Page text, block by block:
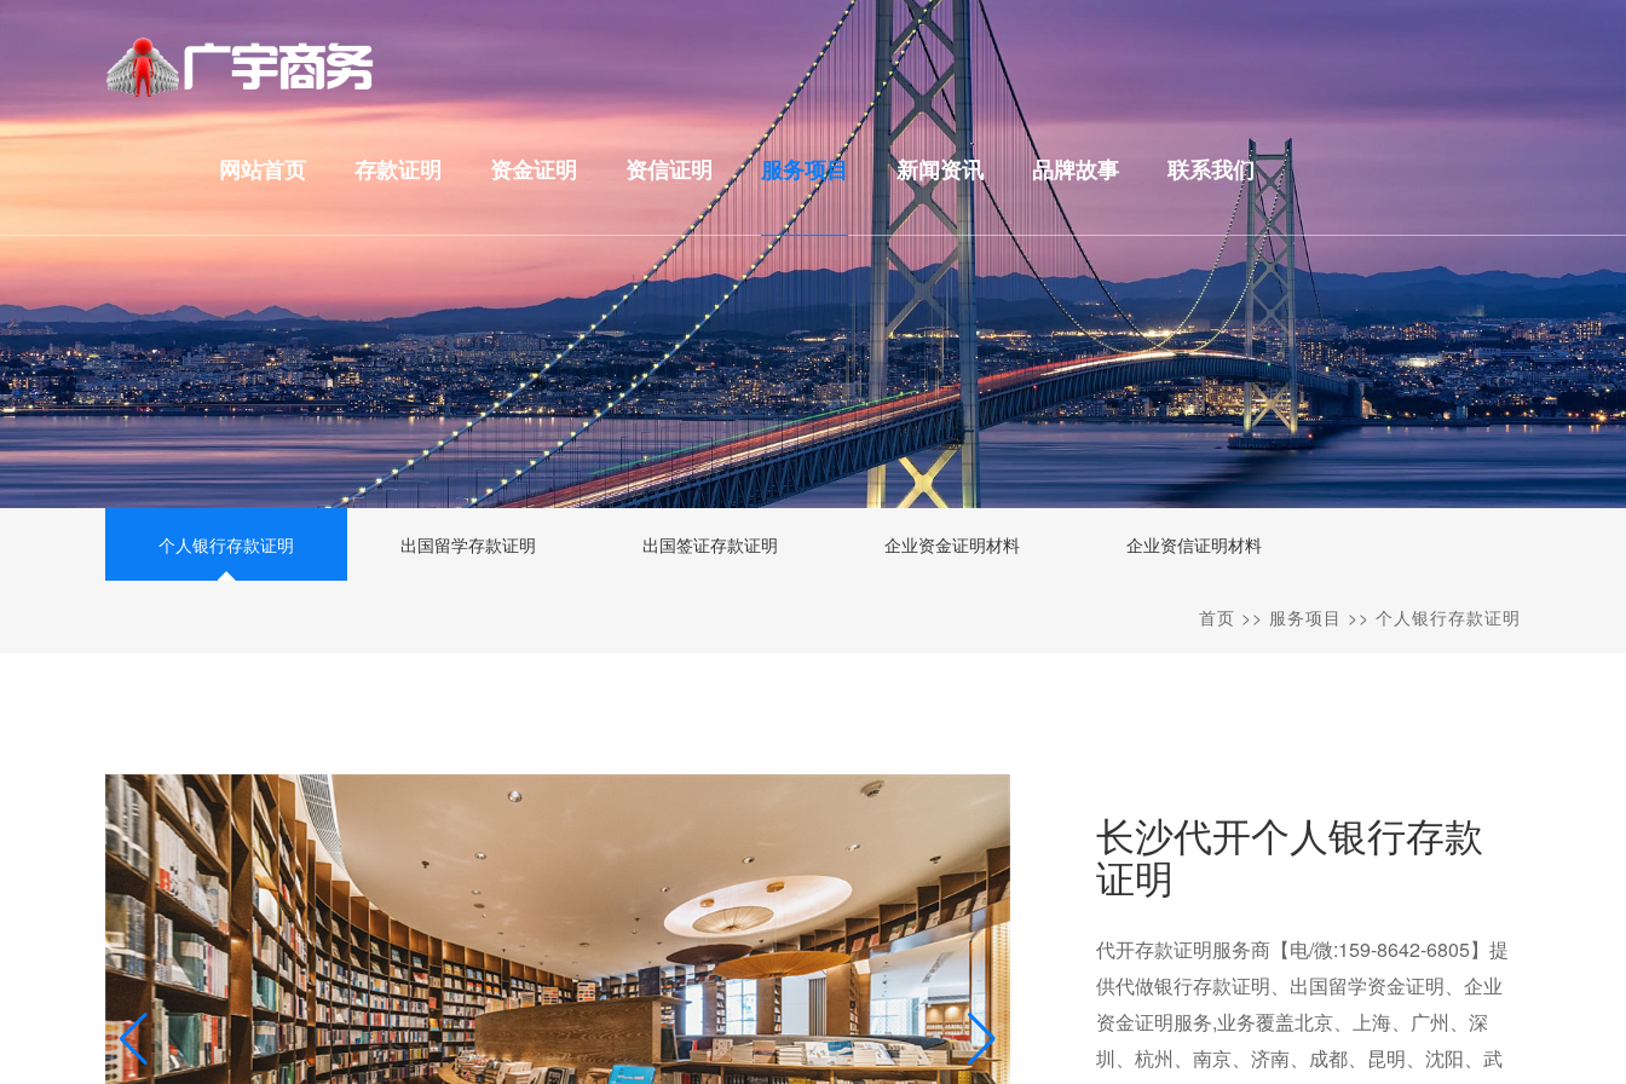
网站首页 存款证明 资金证明 资信证明 服务项目 新闻资讯 品牌故事 联系我们
个人银行存款证明 出国留学存款证明 出国签证存款证明 企业资金证明材料 企业资信证明材料
首页 >> 服务项目 >> 个人银行存款证明
长沙代开个人银行存款
证明
代开存款证明服务商【电/微:159-8642-6805】提
供代做银行存款证明、出国留学资金证明、企业
资金证明服务,业务覆盖北京、上海、广州、深
圳、杭州、南京、济南、成都、昆明、沈阳、武